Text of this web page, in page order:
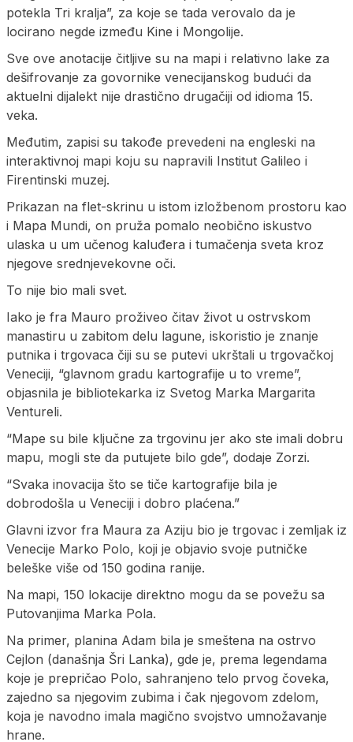
potekla Tri kralja”, za koje se tada verovalo da je
locirano negde između Kine i Mongolije.
Sve ove anotacije čitljive su na mapi i relativno lake za
dešifrovanje za govornike venecijanskog budući da
aktuelni dijalekt nije drastično drugačiji od idioma 15.
veka.
Međutim, zapisi su takođe prevedeni na engleski na
interaktivnoj mapi koju su napravili Institut Galileo i
Firentinski muzej.
Prikazan na flet-skrinu u istom izložbenom prostoru kao
i Mapa Mundi, on pruža pomalo neobično iskustvo
ulaska u um učenog kaluđera i tumačenja sveta kroz
njegove srednjevekovne oči.
To nije bio mali svet.
Iako je fra Mauro proživeo čitav život u ostrvskom
manastiru u zabitom delu lagune, iskoristio je znanje
putnika i trgovaca čiji su se putevi ukrštali u trgovačkoj
Veneciji, “glavnom gradu kartografije u to vreme”,
objasnila je bibliotekarka iz Svetog Marka Margarita
Ventureli.
“Mape su bile ključne za trgovinu jer ako ste imali dobru
mapu, mogli ste da putujete bilo gde”, dodaje Zorzi.
“Svaka inovacija što se tiče kartografije bila je
dobrodošla u Veneciji i dobro plaćena.”
Glavni izvor fra Maura za Aziju bio je trgovac i zemljak iz
Venecije Marko Polo, koji je objavio svoje putničke
beleške više od 150 godina ranije.
Na mapi, 150 lokacije direktno mogu da se povežu sa
Putovanjima Marka Pola.
Na primer, planina Adam bila je smeštena na ostrvo
Cejlon (današnja Šri Lanka), gde je, prema legendama
koje je prepričao Polo, sahranjeno telo prvog čoveka,
zajedno sa njegovim zubima i čak njegovom zdelom,
koja je navodno imala magično svojstvo umnožavanje
hrane.